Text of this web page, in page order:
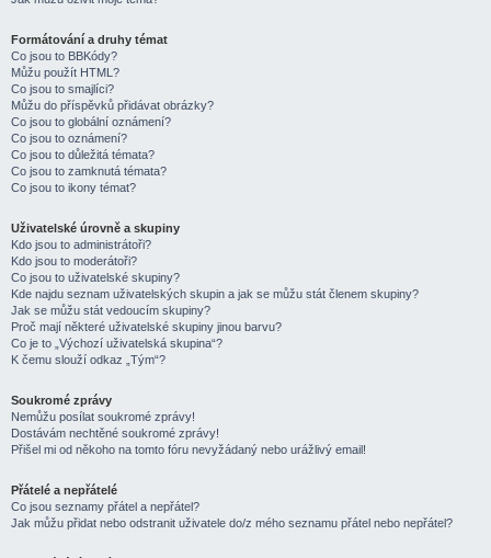
Formátování a druhy témat
Co jsou to BBKódy?
Můžu použít HTML?
Co jsou to smajlíci?
Můžu do příspěvků přidávat obrázky?
Co jsou to globální oznámení?
Co jsou to oznámení?
Co jsou to důležitá témata?
Co jsou to zamknutá témata?
Co jsou to ikony témat?
Uživatelské úrovně a skupiny
Kdo jsou to administrátoři?
Kdo jsou to moderátoři?
Co jsou to uživatelské skupiny?
Kde najdu seznam uživatelských skupin a jak se můžu stát členem skupiny?
Jak se můžu stát vedoucím skupiny?
Proč mají některé uživatelské skupiny jinou barvu?
Co je to „Výchozí uživatelská skupina“?
K čemu slouží odkaz „Tým“?
Soukromé zprávy
Nemůžu posílat soukromé zprávy!
Dostávám nechtěné soukromé zprávy!
Přišel mi od někoho na tomto fóru nevyžádaný nebo urážlivý email!
Přátelé a nepřátelé
Co jsou seznamy přátel a nepřátel?
Jak můžu přidat nebo odstranit uživatele do/z mého seznamu přátel nebo nepřátel?